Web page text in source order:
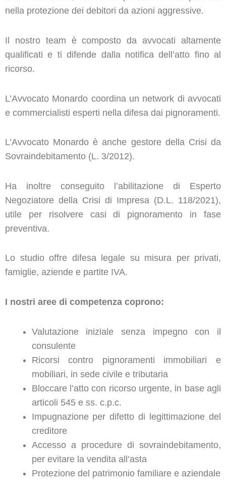
nella protezione dei debitori da azioni aggressive.
Il nostro team è composto da avvocati altamente
qualificati e ti difende dalla notifica dell’atto fino al
ricorso.
L’Avvocato Monardo coordina un network di avvocati
e commercialisti esperti nella difesa dai pignoramenti.
L’Avvocato Monardo è anche gestore della Crisi da
Sovraindebitamento (L. 3/2012).
Ha inoltre conseguito l’abilitazione di Esperto
Negoziatore della Crisi di Impresa (D.L. 118/2021),
utile per risolvere casi di pignoramento in fase
preventiva.
Lo studio offre difesa legale su misura per privati,
famiglie, aziende e partite IVA.
I nostri aree di competenza coprono:
Valutazione iniziale senza impegno con il
consulente
Ricorsi contro pignoramenti immobiliari e
mobiliari, in sede civile e tributaria
Bloccare l’atto con ricorso urgente, in base agli
articoli 545 e ss. c.p.c.
Impugnazione per difetto di legittimazione del
creditore
Accesso a procedure di sovraindebitamento,
per evitare la vendita all’asta
Protezione del patrimonio familiare e aziendale